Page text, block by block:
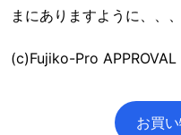
まにありますように、、、
(c)Fujiko-Pro APPROVAL
お買